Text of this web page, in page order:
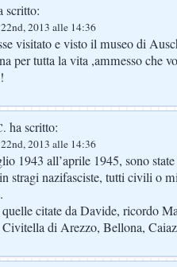
scritto:
2013 alle 14:36
visitato e visto il museo di
per tutta la vita ,ammesso che
ha scritto:
2013 alle 14:36
1943 all’aprile 1945, sono
stragi nazifasciste, tutti civili o
citate da Davide, ricordo
di Arezzo, Bellona,